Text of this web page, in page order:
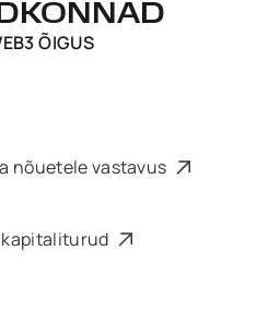
ÕIGUS
nõuetele vastavus